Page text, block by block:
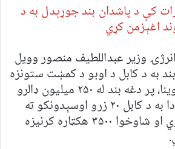
کې د پاشدان بند جوړېدل به د
اغېزمن کړي
انرژۍ وزیر عبداللطیف منصور وویل
به د کابل د اوبو د کمښت ستونزه
حل کړي. د هغه په وینا، پر دغه بند له ۲۵۰ میلیون ډالرو
ډېر لګښت شوی او دا به د کابل ۲۰ زرو اوسېدونکو ته
پاکې اوبه برابرې کړي او شاوخوا ۳۵۰۰ هکټاره کرنیزه